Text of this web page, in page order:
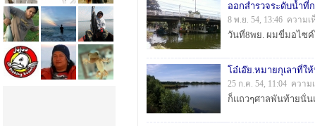
ออกสำรวจระดับน้ำที่
8 พ.ย. 54, 13:46 ความเ
โอ๋เอ๊ย.หมายกุเลาที่ใ
25 ก.ค. 54, 11:04 ความ
ก็แถวๆศาลพันท้ายนั่น